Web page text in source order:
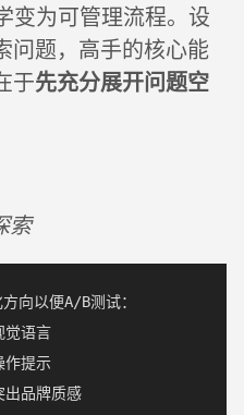
变为可管理流程。设
问题，高手的核心能
于先充分展开问题空
索
向以便A/B测试：
觉语言
作提示
品牌质感